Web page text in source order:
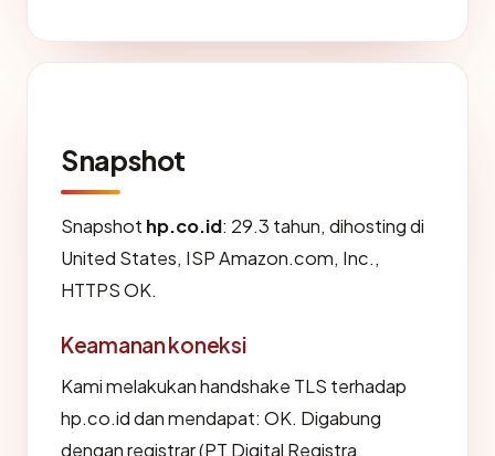
Snapshot
Snapshot hp.co.id: 29.3 tahun, dihosting di
United States, ISP Amazon.com, Inc.,
HTTPS OK.
Keamanan koneksi
Kami melakukan handshake TLS terhadap
hp.co.id dan mendapat: OK. Digabung
dengan registrar (PT Digital Registra